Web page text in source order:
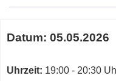
Maps
von
205
zum
Kurs
Datum: 05.05.2026
Uhrzeit: 19:00 - 20:30